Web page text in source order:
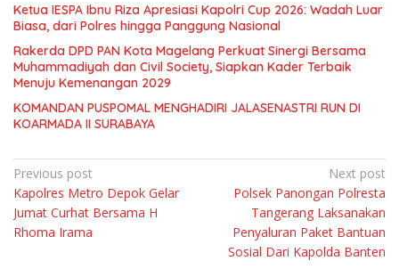
Ketua IESPA Ibnu Riza Apresiasi Kapolri Cup 2026: Wadah Luar
Biasa, dari Polres hingga Panggung Nasional
Rakerda DPD PAN Kota Magelang Perkuat Sinergi Bersama
Muhammadiyah dan Civil Society, Siapkan Kader Terbaik
Menuju Kemenangan 2029
KOMANDAN PUSPOMAL MENGHADIRI JALASENASTRI RUN DI
KOARMADA II SURABAYA
Navigasi
pos
Previous post
Kapolres Metro Depok Gelar
Jumat Curhat Bersama H
Rhoma Irama
Next post
Polsek Panongan Polresta
Tangerang Laksanakan
Penyaluran Paket Bantuan
Sosial Dari Kapolda Banten